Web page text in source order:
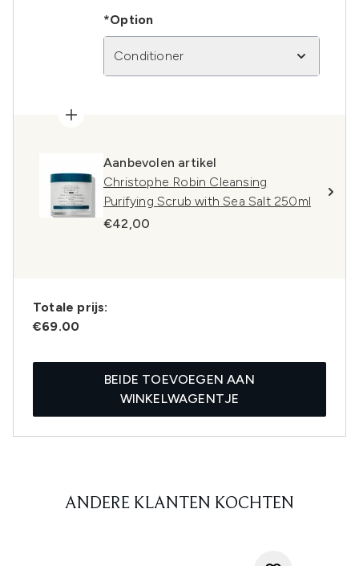
*Option
Conditioner
Aanbevolen artikel
Christophe Robin Cleansing
Purifying Scrub with Sea Salt 250ml
€42,00
Totale prijs:
€69.00
BEIDE TOEVOEGEN AAN
WINKELWAGENTJE
ANDERE KLANTEN KOCHTEN